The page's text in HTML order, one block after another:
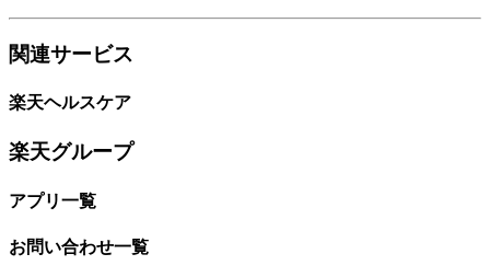
関連サービス
楽天ヘルスケア
楽天グループ
アプリ一覧
お問い合わせ一覧